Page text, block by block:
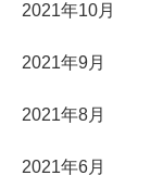
2021年10月
2021年9月
2021年8月
2021年6月